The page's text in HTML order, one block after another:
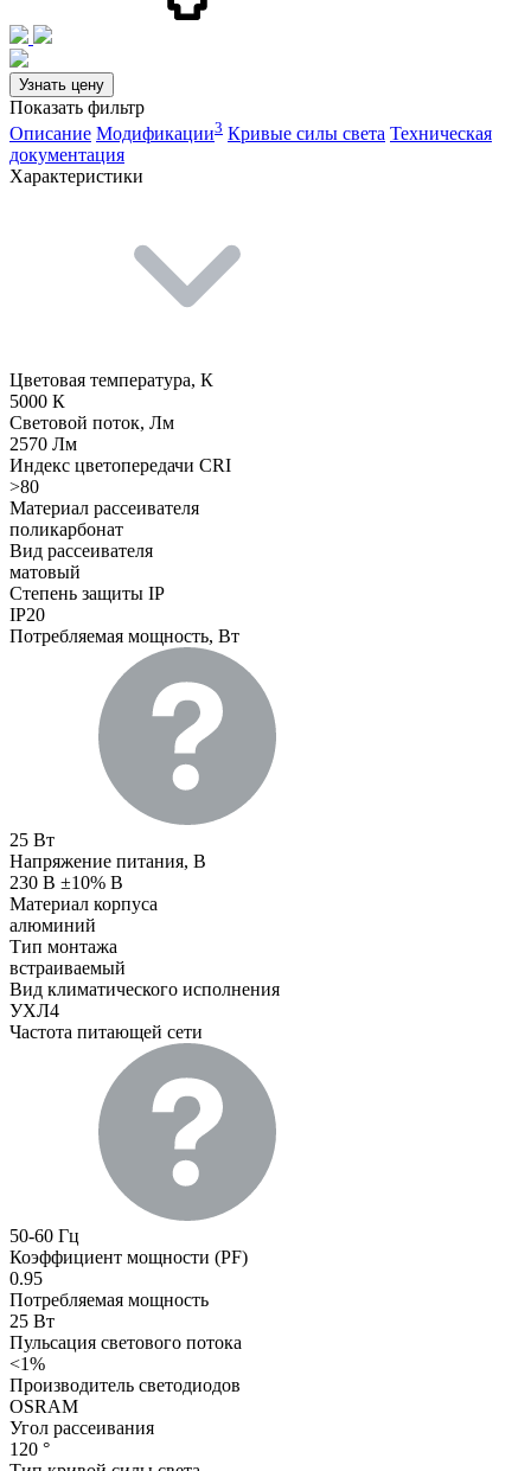
Узнать цену
Показать фильтр
Описание Модификации3 Кривые силы света Техническая
документация
Характеристики
Цветовая температура, К
5000 К
Световой поток, Лм
2570 Лм
Индекс цветопередачи CRI
>80
Материал рассеивателя
поликарбонат
Вид рассеивателя
матовый
Степень защиты IP
IP20
Потребляемая мощность, Вт
25 Вт
Напряжение питания, В
230 В ±10% В
Материал корпуса
алюминий
Тип монтажа
встраиваемый
Вид климатического исполнения
УХЛ4
Частота питающей сети
50-60 Гц
Коэффициент мощности (PF)
0.95
Потребляемая мощность
25 Вт
Пульсация светового потока
<1%
Производитель светодиодов
OSRAM
Угол рассеивания
120 °